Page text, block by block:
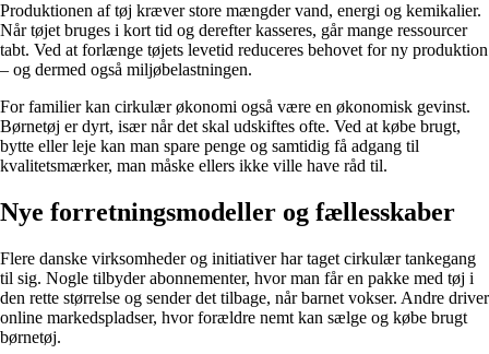
Produktionen af tøj kræver store mængder vand, energi og kemikalier.
Når tøjet bruges i kort tid og derefter kasseres, går mange ressourcer
tabt. Ved at forlænge tøjets levetid reduceres behovet for ny produktion
– og dermed også miljøbelastningen.
For familier kan cirkulær økonomi også være en økonomisk gevinst.
Børnetøj er dyrt, især når det skal udskiftes ofte. Ved at købe brugt,
bytte eller leje kan man spare penge og samtidig få adgang til
kvalitetsmærker, man måske ellers ikke ville have råd til.
Nye forretningsmodeller og fællesskaber
Flere danske virksomheder og initiativer har taget cirkulær tankegang
til sig. Nogle tilbyder abonnementer, hvor man får en pakke med tøj i
den rette størrelse og sender det tilbage, når barnet vokser. Andre driver
online markedspladser, hvor forældre nemt kan sælge og købe brugt
børnetøj.